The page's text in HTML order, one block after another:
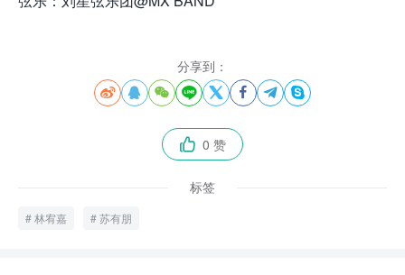
分享到：
       
 0 赞
标签
林宥嘉 苏有朋